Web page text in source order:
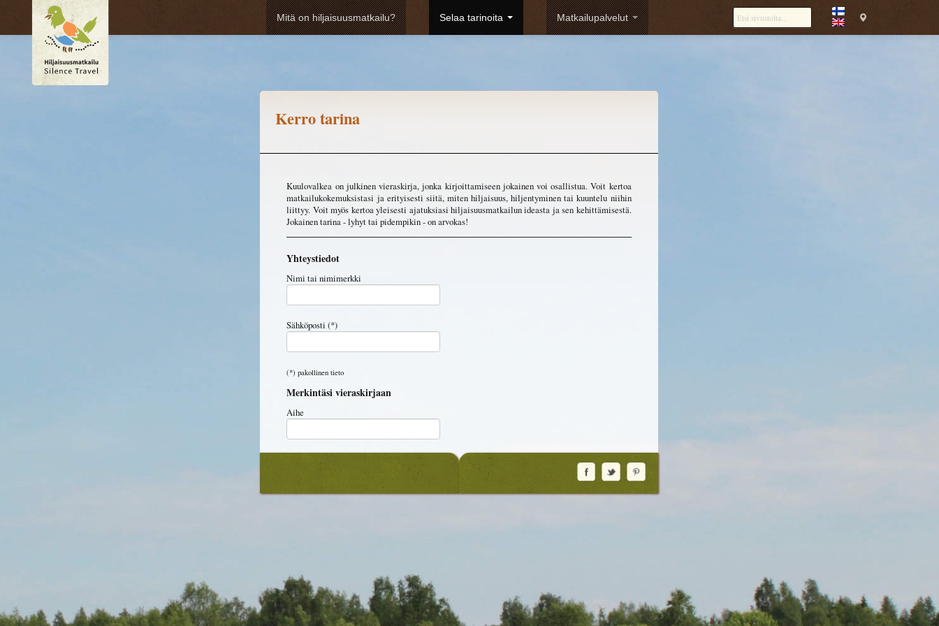
Mitä on hiljaisuusmatkailu? Selaa tarinoita Matkailupalvelut
Kerro tarina
Kuulovalkea on julkinen vieraskirja, jonka kirjoittamiseen jokainen voi osallistua. Voit kertoa
matkailukokemuksistasi ja erityisesti siitä, miten hiljaisuus, hiljentyminen tai kuuntelu niihin
liittyy. Voit myös kertoa yleisesti ajatuksiasi hiljaisuusmatkailun ideasta ja sen kehittämisestä.
Jokainen tarina - lyhyt tai pidempikin - on arvokas!
Yhteystiedot
Nimi tai nimimerkki
Sähköposti (*)
(*) pakollinen tieto
Merkintäsi vieraskirjaan
Aihe